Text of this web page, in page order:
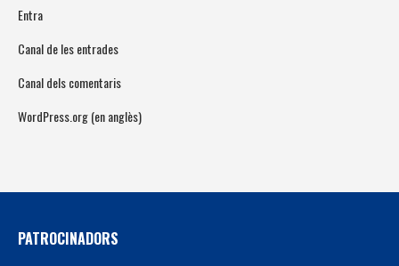
Entra
Canal de les entrades
Canal dels comentaris
WordPress.org (en anglès)
PATROCINADORS